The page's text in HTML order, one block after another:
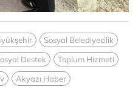
Sosyal Belediyecilik
Destek
Toplum Hizmeti
Akyazı Haber